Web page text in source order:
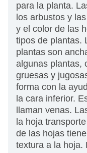
para la planta.
los arbustos y
y el color de las
tipos de plantas.
plantas son
algunas plantas,
gruesas y
forma con la
la cara inferior.
llaman venas.
la hoja
de las hojas
textura a la hoja.